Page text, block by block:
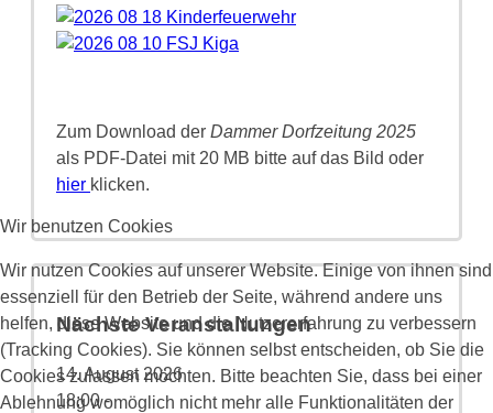
Zum Download der Dammer Dorfzeitung 2025
als PDF-Datei mit 20 MB bitte auf das Bild oder
hier klicken.
Nächste Veranstaltungen
14. August 2026
18:00-
Wir benutzen Cookies
Wir nutzen Cookies auf unserer Website. Einige von ihnen sind
essenziell für den Betrieb der Seite, während andere uns
helfen, diese Website und die Nutzererfahrung zu verbessern
(Tracking Cookies). Sie können selbst entscheiden, ob Sie die
Cookies zulassen möchten. Bitte beachten Sie, dass bei einer
Ablehnung womöglich nicht mehr alle Funktionalitäten der